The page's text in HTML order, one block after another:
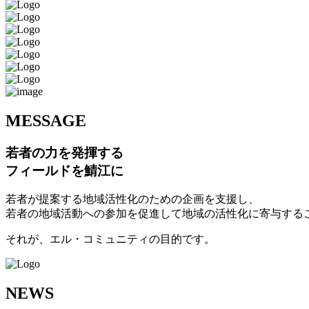
MESSAGE
若者の力を発揮する
フィールドを鯖江に
若者が提案する地域活性化のための企画を支援し、
若者の地域活動への参加を促進して地域の活性化に寄与する
それが、エル・コミュニティの目的です。
NEWS